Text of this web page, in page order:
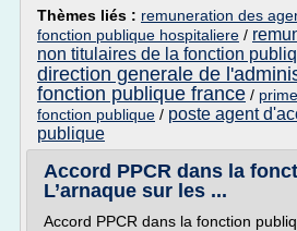
Thèmes liés : remuneration des
fonction publique hospitaliere /
non titulaires de la fonction
direction generale de
fonction publique france /
fonction publique / poste agent
publique
Accord PPCR dans la
L’arnaque sur les ...
Accord PPCR dans la fonction